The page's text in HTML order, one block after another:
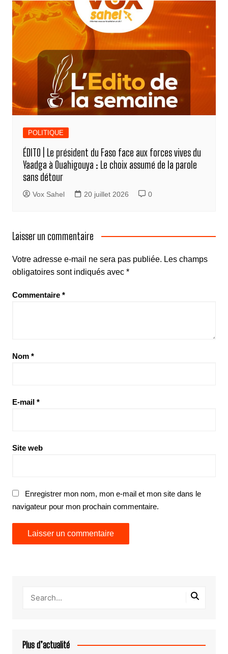
POLITIQUE
ÉDITO | Le président du Faso face aux forces vives du
Yaadga à Ouahigouya : Le choix assumé de la parole
sans détour
Vox Sahel 20 juillet 2026 0
Laisser un commentaire
Votre adresse e-mail ne sera pas publiée. Les champs
obligatoires sont indiqués avec *
Commentaire *
Nom *
E-mail *
Site web
Enregistrer mon nom, mon e-mail et mon site dans le
navigateur pour mon prochain commentaire.
Plus d’actualité